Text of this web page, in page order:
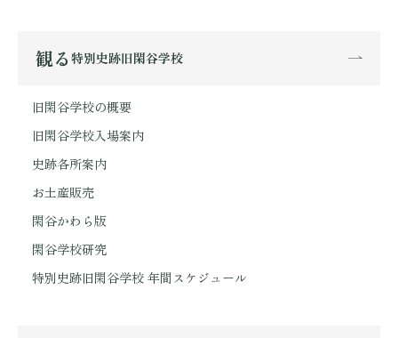
観る 特別史跡旧閑谷学校
旧閑谷学校の概要
旧閑谷学校入場案内
史跡各所案内
お土産販売
閑谷かわら版
閑谷学校研究
特別史跡旧閑谷学校 年間スケジュール